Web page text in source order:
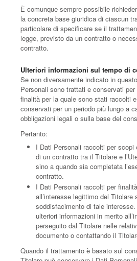
È comunque sempre possibile
la concreta base giuridica di ciascun
particolare di specificare se il
legge, previsto da un contratto o
contratto.
Ulteriori informazioni sul tempo di
Se non diversamente indicato in
Personali sono trattati e conservati
finalità per la quale sono stati raccolti
conservati per un periodo più lungo a
obbligazioni legali o sulla base del
Pertanto:
I Dati Personali raccolti per scopi
di un contratto tra il Titolare e
sino a quando sia completata
contratto.
I Dati Personali raccolti per
all’interesse legittimo del Titolare
soddisfacimento di tale interesse.
ulteriori informazioni in merito
perseguito dal Titolare nelle
documento o contattando il
Quando il trattamento è basato sul